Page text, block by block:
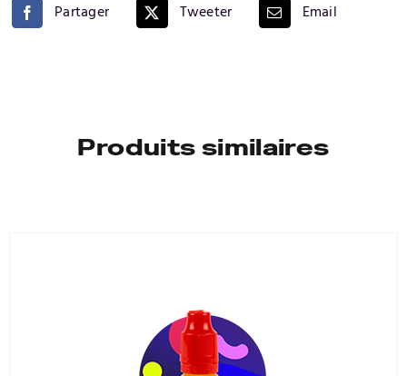
Partager Tweeter Email
Produits similaires